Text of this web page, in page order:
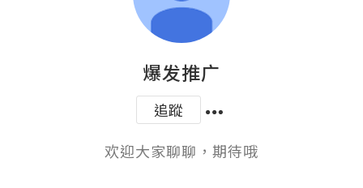
爆发推广
追蹤
欢迎大家聊聊，期待哦